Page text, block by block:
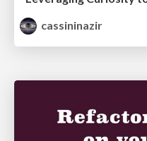
cassininazir